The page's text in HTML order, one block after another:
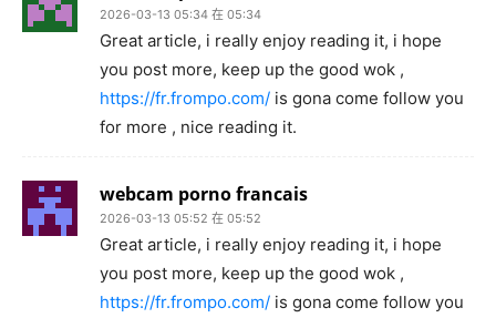
2026-03-13 05:34 在 05:34
Great article, i really enjoy reading it, i hope
you post more, keep up the good wok ,
https://fr.frompo.com/ is gona come follow you
for more , nice reading it.
webcam porno francais
2026-03-13 05:52 在 05:52
Great article, i really enjoy reading it, i hope
you post more, keep up the good wok ,
https://fr.frompo.com/ is gona come follow you